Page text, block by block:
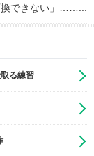
できない」……...
る練習